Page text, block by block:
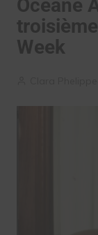
Océane
Week